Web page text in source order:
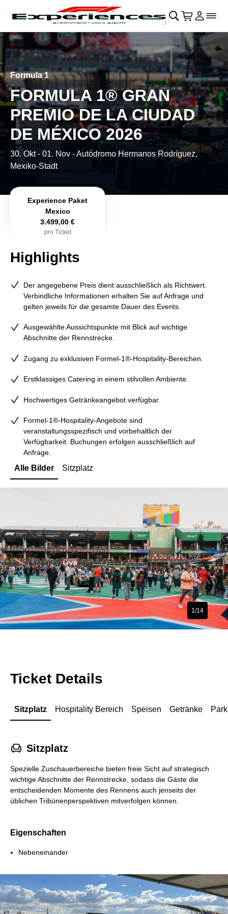
Navigation überspringen􀄫
􀊫 􀍩 Login
􀉩􀌇
Formula 1
FORMULA 1® GRAN
PREMIO DE LA CIUDAD
DE MÉXICO 2026
30. Okt - 01. Nov - Autódromo Hermanos Rodríguez,
Mexiko-Stadt
Experience Paket
Mexico
3.499,00 €
pro Ticket
Highlights
Der angegebene Preis dient ausschließlich als Richtwert.
Verbindliche Informationen erhalten Sie auf Anfrage und
gelten jeweils für die gesamte Dauer des Events.
Ausgewählte Aussichtspunkte mit Blick auf wichtige
Abschnitte der Rennstrecke.
Zugang zu exklusiven Formel-1®-Hospitality-Bereichen.
Erstklassiges Catering in einem stilvollen Ambiente.
Hochwertiges Getränkeangebot verfügbar.
Formel‑1®‑Hospitality‑Angebote sind
veranstaltungsspezifisch und vorbehaltlich der
Verfügbarkeit. Buchungen erfolgen ausschließlich auf
Anfrage.
Alle Bilder Sitzplatz
1/14
Ticket Details
Sitzplatz Hospitality Bereich Speisen Getränke
􁐴 Sitzplatz
Spezielle Zuschauerbereiche bieten freie Sicht auf strategisch
wichtige Abschnitte der Rennstrecke, sodass die Gäste die
entscheidenden Momente des Rennens auch jenseits der
üblichen Tribünenperspektiven mitverfolgen können.
Eigenschaften
Nebeneinander